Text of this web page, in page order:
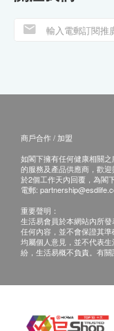
商戶合作 / 加盟
如閣下擁有任何健康相關
的服務及產品供應商，歡
於2個工作天內回覆，為閣
電郵:
重要聲明：
生活易會員於本網站內所
任何內容，並不會保證其
均屬個人意見，並不代表
紛，生活易概不負責。有關